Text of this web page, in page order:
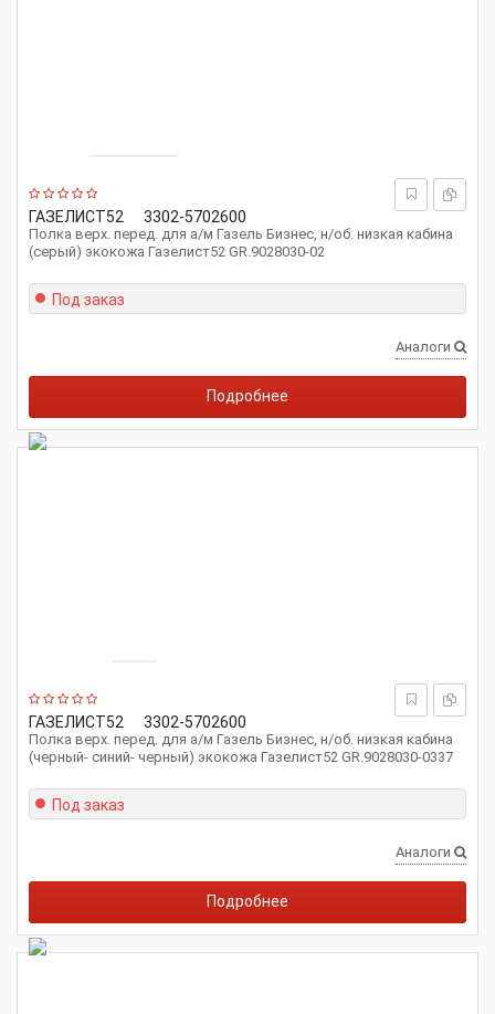
ГАЗЕЛИСТ52 3302-5702600
Полка верх. перед. для а/м Газель Бизнес, н/об. низкая кабина
(серый) экокожа Газелист52 GR.9028030-02
Под заказ
Аналоги
Подробнее
ГАЗЕЛИСТ52 3302-5702600
Полка верх. перед. для а/м Газель Бизнес, н/об. низкая кабина
(черный- синий- черный) экокожа Газелист52 GR.9028030-0337
Под заказ
Аналоги
Подробнее